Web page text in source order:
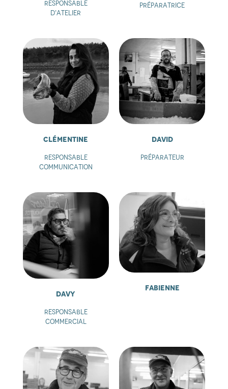
Responsable
d'atelier
Préparatrice
Clémentine
Responsable
communication
David
Préparateur
Davy
Responsable
commercial
Fabienne